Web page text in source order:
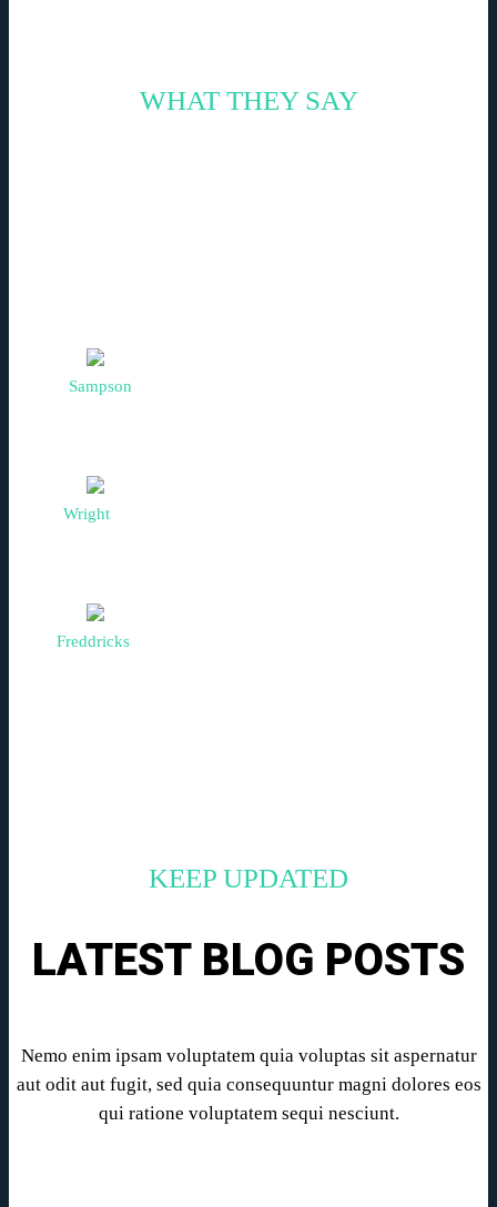
WHAT THEY SAY
Sampson
JoshWright
BillFreddricks
KEEP UPDATED
LATEST BLOG POSTS
Nemo enim ipsam voluptatem quia voluptas sit aspernatur
aut odit aut fugit, sed quia consequuntur magni dolores eos
qui ratione voluptatem sequi nesciunt.